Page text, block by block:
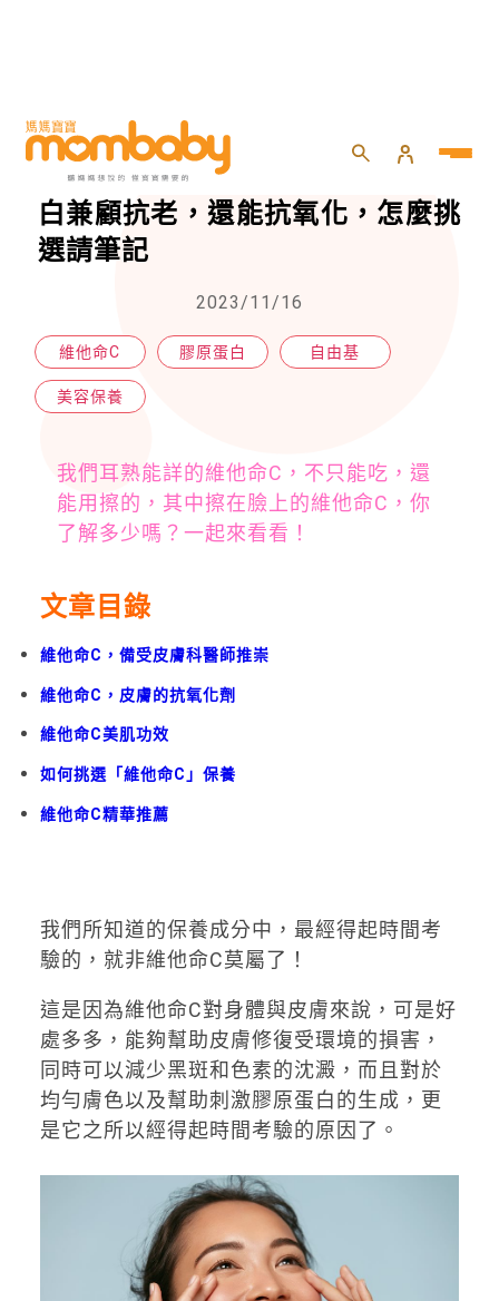
HOME momself
維他命C，為什麼歷久不衰 ?！美
白兼顧抗老，還能抗氧化，怎麼挑
選請筆記
2023/11/16
維他命C 膠原蛋白 自由基
美容保養
我們耳熟能詳的維他命C，不只能吃，還
能用擦的，其中擦在臉上的維他命C，你
了解多少嗎？一起來看看！
文章目錄
維他命C，備受皮膚科醫師推崇
維他命C，皮膚的抗氧化劑
維他命C美肌功效
如何挑選「維他命C」保養
維他命C精華推薦
我們所知道的保養成分中，最經得起時間考
驗的，就非維他命C莫屬了！
這是因為維他命C對身體與皮膚來說，可是好
處多多，能夠幫助皮膚修復受環境的損害，
同時可以減少黑斑和色素的沈澱，而且對於
均勻膚色以及幫助刺激膠原蛋白的生成，更
是它之所以經得起時間考驗的原因了。